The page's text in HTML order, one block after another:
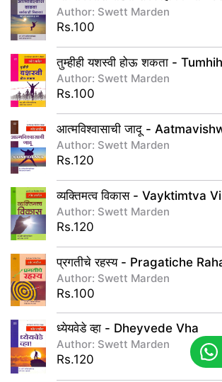
Author: Swett Marden
Rs.100
Author: Swett Marden
Rs.100
Author: Swett Marden
Rs.120
व्यक्तिमत्व विकास - Vayktimtva
Author: Swett Marden
Rs.120
प्रगतीचे रहस्य - Pragatiche
Author: Swett Marden
Rs.100
ध्येयवेडे व्हा - Dheyvede Vha
Author: Swett Marden
Rs.120